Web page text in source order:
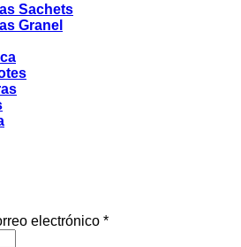
Sachets
Granel
electrónico *Obligatorio